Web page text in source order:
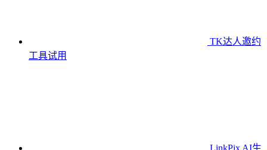
TK达人邀约
工具试用
LinkPix AI生